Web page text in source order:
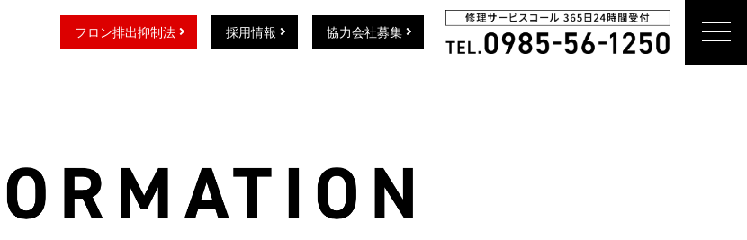
フロン排出抑制法 採用情報 協力会社募集